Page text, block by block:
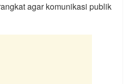
agar komunikasi publik